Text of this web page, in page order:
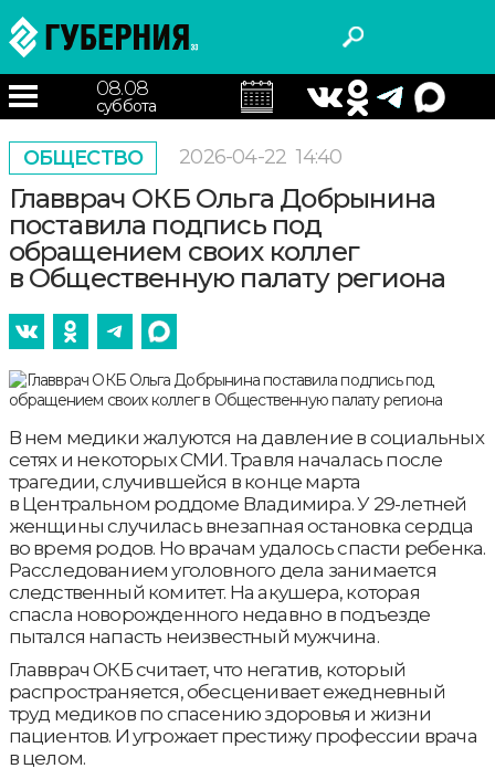
08.08
суббота
ОБЩЕСТВО 2026-04-22 14:40
Главврач ОКБ Ольга Добрынина
поставила подпись под
обращением своих коллег
в Общественную палату региона
В нем медики жалуются на давление в социальных
сетях и некоторых СМИ. Травля началась после
трагедии, случившейся в конце марта
в Центральном роддоме Владимира. У 29-летней
женщины случилась внезапная остановка сердца
во время родов. Но врачам удалось спасти ребенка.
Расследованием уголовного дела занимается
следственный комитет. На акушера, которая
спасла новорожденного недавно в подъезде
пытался напасть неизвестный мужчина.
Главврач ОКБ считает, что негатив, который
распространяется, обесценивает ежедневный
труд медиков по спасению здоровья и жизни
пациентов. И угрожает престижу профессии врача
в целом.